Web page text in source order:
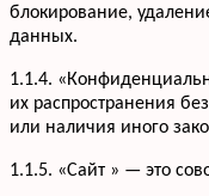
блокирование,
данных.
1.1.4.
их распространения
или наличия иного
1.1.5. «Сайт » — это